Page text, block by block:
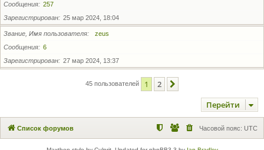
Сообщения
257
Зарегистрирован
25 мар 2024, 18:04
Звание, Имя пользователя
zeus
Сообщения
6
Зарегистрирован
27 мар 2024, 13:37
45 пользователей 1 2
Перейти
Список форумов Часовой пояс: UTC